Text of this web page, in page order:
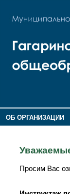
ОБ ОРГАНИЗАЦИИ
Просим Вас